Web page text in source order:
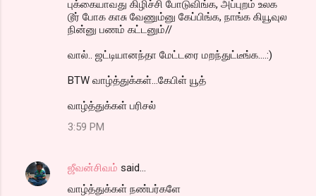
புக்கையாவது கிழிச்சி போடுவிங்க, அப்புறம் உலக
டூர் போக காசு வேணும்னு கேப்பிங்க, நாங்க கியூவுல
நின்னு பணம் கட்டனும்//
வால்.. ஜட்டியானந்தா மேட்டரை மறந்துட்டீங்க....:)
BTW வாழ்த்துக்கள்...கேபிள் யூத்
வாழ்த்துக்கள் பரிசல்
3:59 PM
ஜீவன்சிவம் said…
வாழ்த்துக்கள் நண்பர்களே